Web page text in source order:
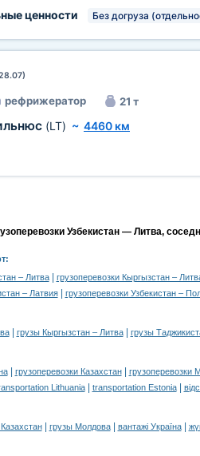
ценности
Без догруза
рефрижератор 21 т
(LT) ~ 4460 км
Узбекистан — Литва,
– Литва|
грузоперевозки Кыргызстан –
– Латвия| грузоперевозки Узбекистан –
| грузы Кыргызстан – Литва| грузы
| грузоперевозки Казахстан|
грузоперевозки
Lithuania| transportation Estonia|
| грузы Молдова| вантажі Україна|